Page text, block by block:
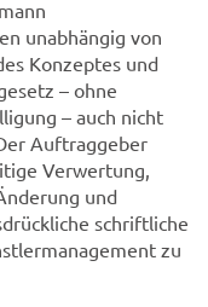
unabhängig von
Konzeptes und
– ohne
– auch nicht
Auftraggeber
Verwertung,
und
schriftliche
zu